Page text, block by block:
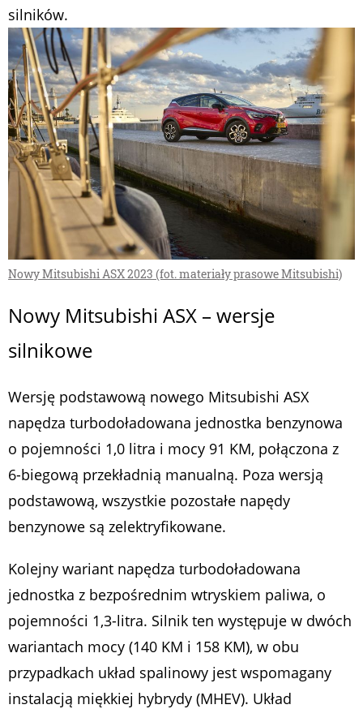
silników.
Nowy Mitsubishi ASX 2023 (fot. materiały prasowe Mitsubishi)
Nowy Mitsubishi ASX – wersje
silnikowe
Wersję podstawową nowego Mitsubishi ASX
napędza turbodoładowana jednostka benzynowa
o pojemności 1,0 litra i mocy 91 KM, połączona z
6-biegową przekładnią manualną. Poza wersją
podstawową, wszystkie pozostałe napędy
benzynowe są zelektryfikowane.
Kolejny wariant napędza turbodoładowana
jednostka z bezpośrednim wtryskiem paliwa, o
pojemności 1,3-litra. Silnik ten występuje w dwóch
wariantach mocy (140 KM i 158 KM), w obu
przypadkach układ spalinowy jest wspomagany
instalacją miękkiej hybrydy (MHEV). Układ